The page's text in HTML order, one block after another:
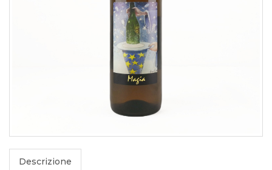
Descrizione